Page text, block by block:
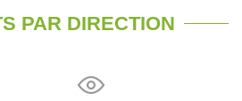
PAR DIRECTION